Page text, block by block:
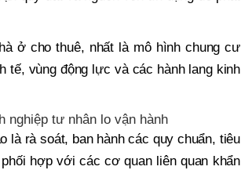
ở cho thuê, nhất là mô hình chung cư
tế, vùng động lực và các hành lang kinh
nghiệp tư nhân lo vận hành
là rà soát, ban hành các quy chuẩn, tiêu
hợp với các cơ quan liên quan khẩn